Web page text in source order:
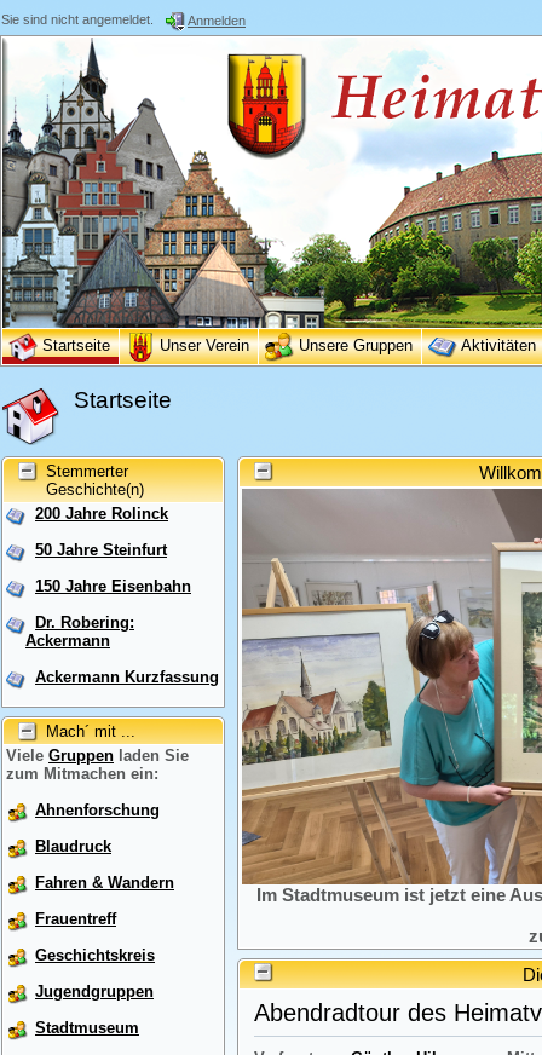
Sie sind nicht angemeldet. Anmelden
Startseite Unser Verein Unsere Gruppen Aktivitäten
Startseite
Stemmerter
Geschichte(n)
200 Jahre Rolinck
50 Jahre Steinfurt
150 Jahre Eisenbahn
Dr. Robering:
Ackermann
Ackermann Kurzfassung
Mach´ mit ...
Viele Gruppen laden Sie
zum Mitmachen ein:
Ahnenforschung
Blaudruck
Fahren & Wandern
Frauentreff
Geschichtskreis
Jugendgruppen
Stadtmuseum
Im Stadtmuseum ist jetzt eine
Abendradtour des